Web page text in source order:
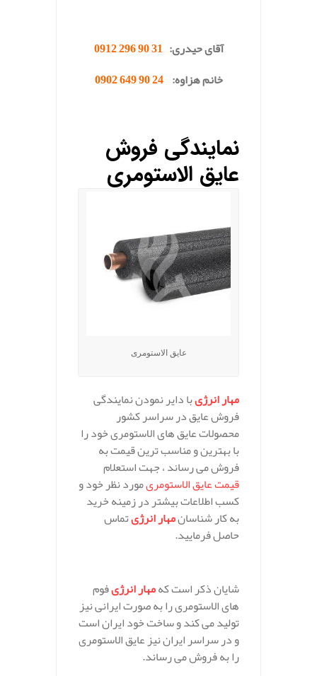
آقای حیدری: 31 90 296 0912
خانم هزاوه:24 90 649 0902
نمایندگی فروش
عایق الاستومری
عایق الاستومری
مهار انرژیبا دایر نمودن نمایندگی
فروش عایق در سراسر کشور
محصولات عایق های الاستومری خود را
با بهترین و مناسب ترین قیمت به
فروش می رساند ، جهت استعلام
قیمت عایق الاستومریمورد نظر خود و
کسب اطلاعات بیشتر در زمینه خرید
به کار شناسانمهار انرژیتماس
حاصل فرمایید.
شایان ذکر است کهمهار انرژیفوم
های الاستومری را به صورت ایرانی نیز
تولید می کند و ساخت خود ایران است
و در سراسر ایران نیز عایق الاستومری
را به فروش می رساند.